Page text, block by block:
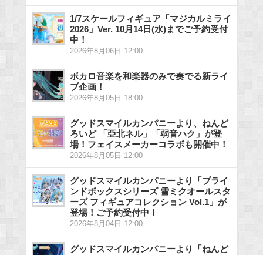
1/7スケールフィギュア「マジカルミライ
2026」Ver. 10月14日(水)までご予約受付
中！
2026年8月06日 12:00
ボカロ音楽を和楽器のみで奏でる新ライ
ブ企画！
2026年8月05日 18:00
グッドスマイルカンパニーより、ねんど
ろいど 「亞北ネル」「弱音ハク」が登
場！フェイスメーカーコラボも開催中！
2026年8月05日 12:00
グッドスマイルカンパニーより「ブライ
ンドボックスシリーズ 雪ミクオールスタ
ーズ フィギュアコレクション Vol.1」が
登場！ご予約受付中！
2026年8月04日 12:00
グッドスマイルカンパニーより「ねんど